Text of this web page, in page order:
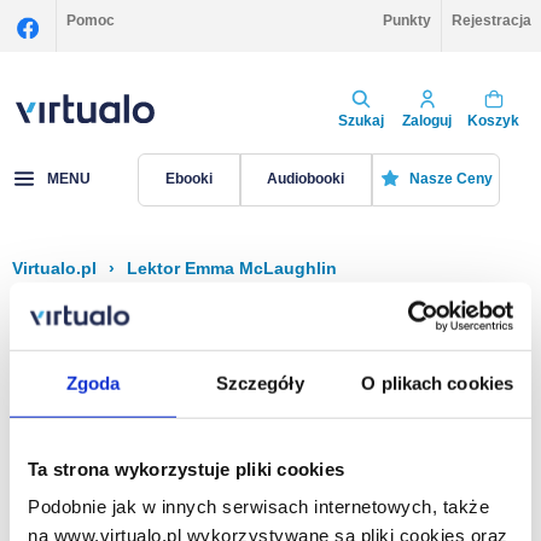
Zgoda Szczegóły O plikach cookies
Ta strona wykorzystuje pliki cookies
Podobnie jak w innych serwisach internetowych, także
na www.virtualo.pl wykorzystywane są pliki cookies oraz
Pomoc Punkty Rejestracja
Szukaj Zaloguj Koszyk
MENU Ebooki Audiobooki Nasze Ceny
Virtualo.pl › Lektor Emma McLaughlin
Filtruj Sortuj
Na stronie